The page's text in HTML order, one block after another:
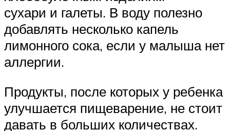
сухари и галеты. В воду полезно
добавлять несколько капель
лимонного сока, если у малыша нет
аллергии.
Продукты, после которых у ребенка
улучшается пищеварение, не стоит
давать в больших количествах.